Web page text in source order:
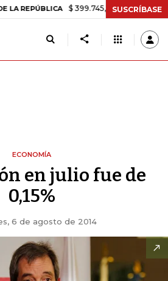
$ 399.745,16 +$ 2.295,71 +0,58%
SUSCRÍBASE
ECONOMÍA
en julio fue de
0,15%
6 de agosto de 2014